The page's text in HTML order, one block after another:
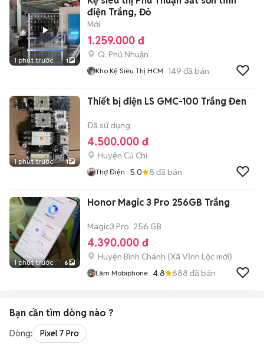
1 phút trước 1
điện Trắng, Đỏ
Mới
1.259.000 đ
Q. Phú Nhuận
Kho Kệ Siêu Thị HCM 149 đã bán
1 phút trước 1
Thiết bị điện LS GMC-100 Trắng Đen
Đã sử dụng
4.500.000 đ
Huyện Củ Chi
Thợ Điện 5.0 8 đã bán
1 phút trước 6
Honor Magic 3 Pro 256GB Trắng
Magic3 Pro 256 GB
4.390.000 đ
Huyện Bình Chánh (Xã Vĩnh Lộc mới)
Lâm Mobiphone 4.8 688 đã bán
Bạn cần tìm dòng nào ?
Dòng: Pixel 7 Pro